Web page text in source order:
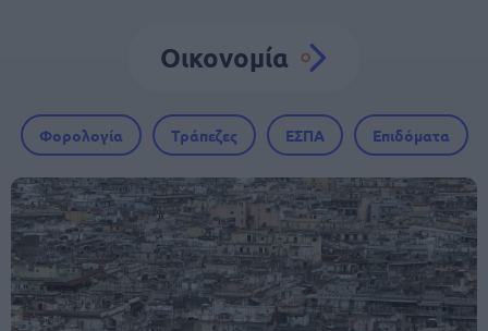
Οικονομία
Φορολογία Τράπεζες ΕΣΠΑ Επιδόματα